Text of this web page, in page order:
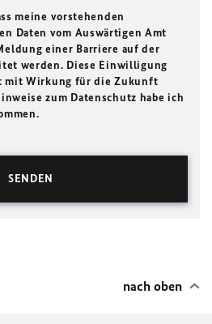
meine vorstehenden
Daten vom Auswärtigen Amt
einer Barriere auf der
werden. Diese Einwilligung
mit Wirkung für die Zukunft
zum Datenschutz habe ich
nach oben